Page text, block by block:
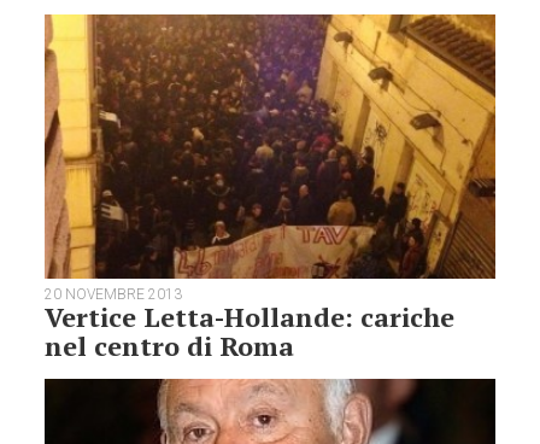
20 NOVEMBRE 2013
Vertice Letta-Hollande: cariche
nel centro di Roma